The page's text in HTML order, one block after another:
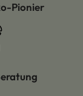
Pionier